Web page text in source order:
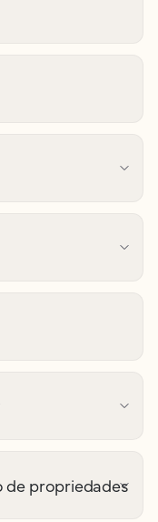
de propriedades